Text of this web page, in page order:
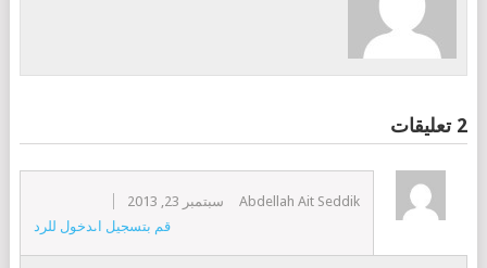
2 تعليقات
Abdellah Ait Seddik
سبتمبر 23, 2013
قم بتسجيل الدخول للرد